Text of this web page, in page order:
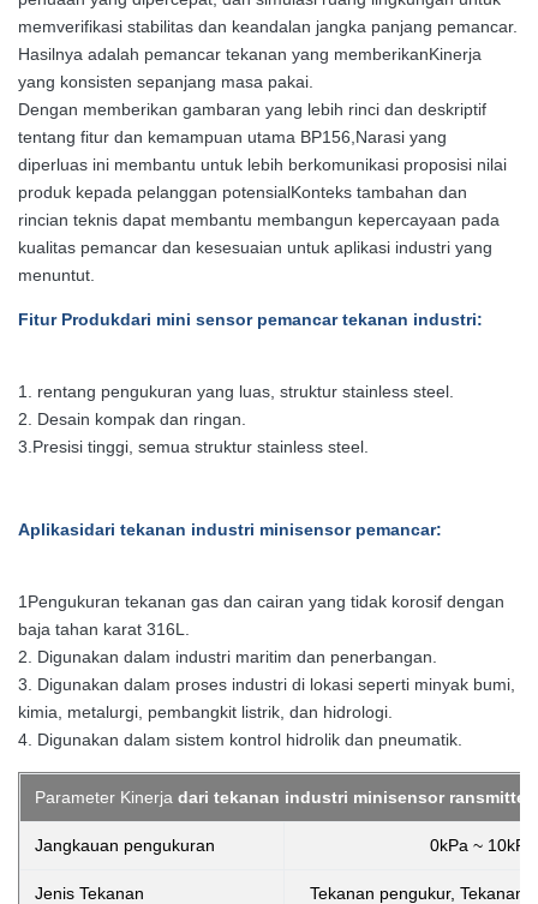
memverifikasi stabilitas dan keandalan jangka panjang pemancar.
Hasilnya adalah pemancar tekanan yang memberikanKinerja
yang konsisten sepanjang masa pakai.
Dengan memberikan gambaran yang lebih rinci dan deskriptif
tentang fitur dan kemampuan utama BP156,Narasi yang
diperluas ini membantu untuk lebih berkomunikasi proposisi nilai
produk kepada pelanggan potensialKonteks tambahan dan
rincian teknis dapat membantu membangun kepercayaan pada
kualitas pemancar dan kesesuaian untuk aplikasi industri yang
menuntut.
Fitur Produkdari mini sensor pemancar tekanan industri:
1. rentang pengukuran yang luas, struktur stainless steel.
2. Desain kompak dan ringan.
3. Presisi tinggi, semua struktur stainless steel.
Aplikasidari tekanan industri minisensor pemancar:
1Pengukuran tekanan gas dan cairan yang tidak korosif dengan
baja tahan karat 316L.
2. Digunakan dalam industri maritim dan penerbangan.
3. Digunakan dalam proses industri di lokasi seperti minyak bumi,
kimia, metalurgi, pembangkit listrik, dan hidrologi.
4. Digunakan dalam sistem kontrol hidrolik dan pneumatik.
Parameter Kinerja dari tekanan industri minisensor ransmitter
Jangkauan pengukuran 0kPa ~
Jenis Tekanan Tekanan pengukur, Tekanan